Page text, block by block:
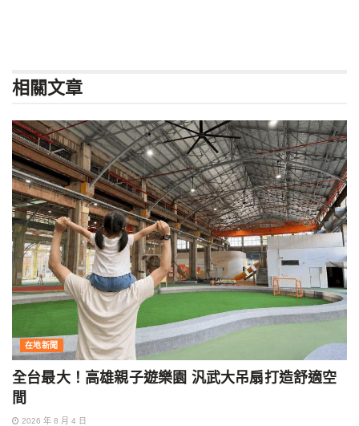
相關文章
在地新聞
全台最大！高雄親子遊樂園 汎武大吊扇打造舒適空
間
2026 年 8 月 4 日